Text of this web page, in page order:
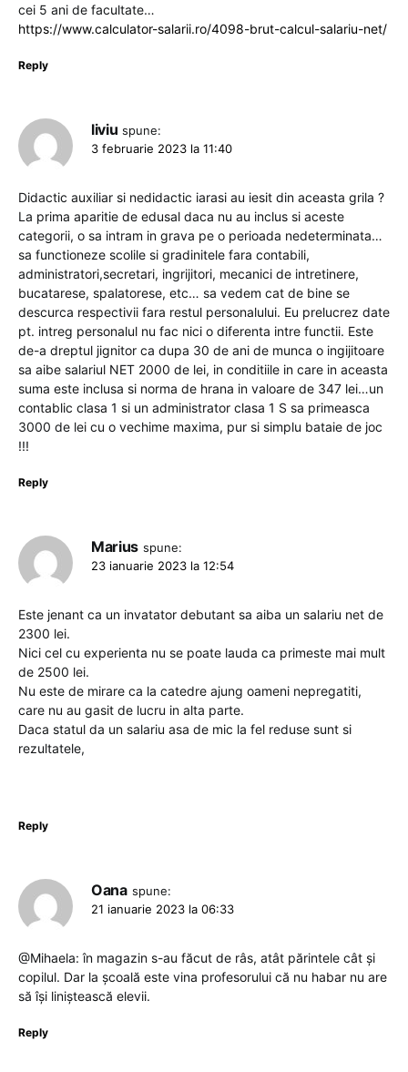
cei 5 ani de facultate…
https://www.calculator-salarii.ro/4098-brut-calcul-salariu-net/
Reply
liviu spune:
3 februarie 2023 la 11:40
Didactic auxiliar si nedidactic iarasi au iesit din aceasta grila ?
La prima aparitie de edusal daca nu au inclus si aceste
categorii, o sa intram in grava pe o perioada nedeterminata…
sa functioneze scolile si gradinitele fara contabili,
administratori,secretari, ingrijitori, mecanici de intretinere,
bucatarese, spalatorese, etc… sa vedem cat de bine se
descurca respectivii fara restul personalului. Eu prelucrez date
pt. intreg personalul nu fac nici o diferenta intre functii. Este
de-a dreptul jignitor ca dupa 30 de ani de munca o ingijitoare
sa aibe salariul NET 2000 de lei, in conditiile in care in aceasta
suma este inclusa si norma de hrana in valoare de 347 lei…un
contablic clasa 1 si un administrator clasa 1 S sa primeasca
3000 de lei cu o vechime maxima, pur si simplu bataie de joc
!!!
Reply
Marius spune:
23 ianuarie 2023 la 12:54
Este jenant ca un invatator debutant sa aiba un salariu net de
2300 lei.
Nici cel cu experienta nu se poate lauda ca primeste mai mult
de 2500 lei.
Nu este de mirare ca la catedre ajung oameni nepregatiti,
care nu au gasit de lucru in alta parte.
Daca statul da un salariu asa de mic la fel reduse sunt si
rezultatele,
Reply
Oana spune:
21 ianuarie 2023 la 06:33
@Mihaela: în magazin s-au făcut de râs, atât părintele cât și
copilul. Dar la școală este vina profesorului că nu habar nu are
să își liniștească elevii.
Reply